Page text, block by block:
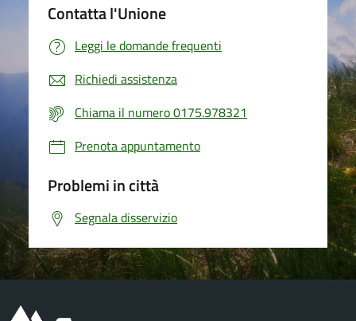
Contatta l'Unione
Leggi le domande frequenti
Richiedi assistenza
Chiama il numero 0175.978321
Prenota appuntamento
Problemi in città
Segnala disservizio